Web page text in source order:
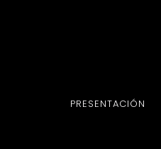
PRESENTACIÓN